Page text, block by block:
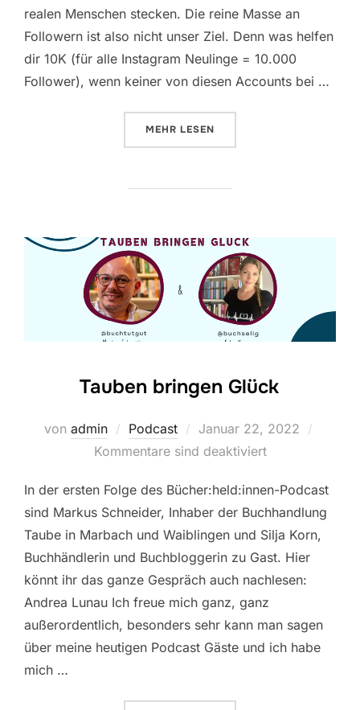
realen Menschen stecken. Die reine Masse an
Followern ist also nicht unser Ziel. Denn was helfen
dir 10K (für alle Instagram Neulinge = 10.000
Follower), wenn keiner von diesen Accounts bei …
MEHR ÜBER „5 SCHNELLE TIPPS, UM
LESEN
Tauben bringen Glück
von admin Podcast
Veröffentlicht
am
Januar 22, 2022
Kommentare sind deaktiviert
In der ersten Folge des Bücher:held:innen-Podcast
sind Markus Schneider, Inhaber der Buchhandlung
Taube in Marbach und Waiblingen und Silja Korn,
Buchhändlerin und Buchbloggerin zu Gast. Hier
könnt ihr das ganze Gespräch auch nachlesen:
Andrea Lunau Ich freue mich ganz, ganz
außerordentlich, besonders sehr kann man sagen
über meine heutigen Podcast Gäste und ich habe
mich …